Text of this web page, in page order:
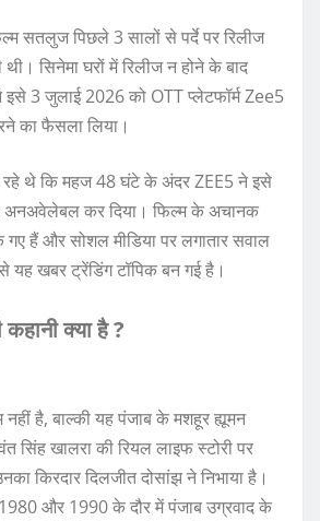
सतलुज पिछले 3 सालों से पर्दे पर रिलीज
सिनेमा घरों में रिलीज न होने के बाद
इसे 3 जुलाई 2026 को OTT प्लेटफॉर्म Zee5
का फैसला लिया।
थे कि महज 48 घंटे के अंदर ZEE5 ने इसे
अनअवेलेबल कर दिया। फिल्म के अचानक
हैं और सोशल मीडिया पर लगातार सवाल
खबर ट्रेंडिंग टॉपिक बन गई है।
क्या है ?
है, बाल्की यह पंजाब के मशहूर ह्यूमन
सिंह खालरा की रियल लाइफ स्टोरी पर
किरदार दिलजीत दोसांझ ने निभाया है।
और 1990 के दौर में पंजाब उग्रवाद के